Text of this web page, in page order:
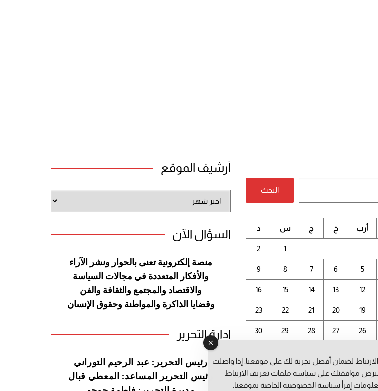
البحث
أغسطس 2026
أرب خ ج س د
1
2
5
6
7
8
9
12
13
14
15
16
19
20
21
22
23
26
27
28
29
30
أرشيف الموقع
الموقع
السؤال الآن
منصة إلكترونية تعنى بالحوار ونشر
الآراء
والأفكار المتعددة في مجالات السياسة
والاقتصاد والمجتمع والثقافة والفن
وقضايا الذاكرة والمواطنة وحقوق الإنسان
إدارة التحرير
رئيس التحرير: عبد الرحيم التوراني
رئيس التحرير المساعد: المعطي قبال
لضمان أفضل تجربة لك على موقعنا. إذا واصلت
موافقتك على سياسة ملفات تعريف الارتباط
إقرأ سياسة الخصوصيةالخاصة بموقعنا.